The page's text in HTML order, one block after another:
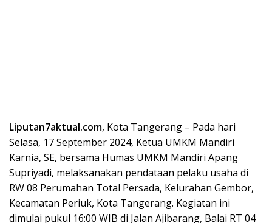
Liputan7aktual.com, Kota Tangerang – Pada hari
Selasa, 17 September 2024, Ketua UMKM Mandiri
Karnia, SE, bersama Humas UMKM Mandiri Apang
Supriyadi, melaksanakan pendataan pelaku usaha di
RW 08 Perumahan Total Persada, Kelurahan Gembor,
Kecamatan Periuk, Kota Tangerang. Kegiatan ini
dimulai pukul 16:00 WIB di Jalan Ajibarang, Balai RT 04